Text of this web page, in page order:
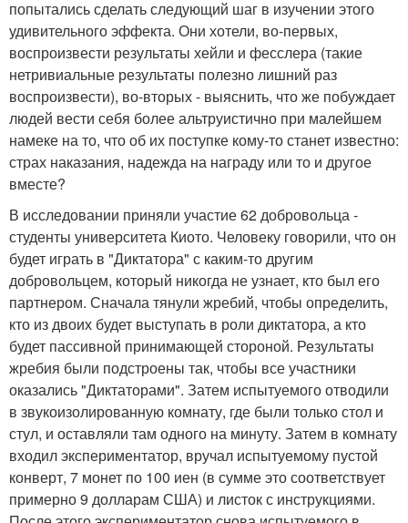
попытались сделать следующий шаг в изучении этого
удивительного эффекта. Они хотели, во-первых,
воспроизвести результаты хейли и фесслера (такие
нетривиальные результаты полезно лишний раз
воспроизвести), во-вторых - выяснить, что же побуждает
людей вести себя более альтруистично при малейшем
намеке на то, что об их поступке кому-то станет известно:
страх наказания, надежда на награду или то и другое
вместе?
В исследовании приняли участие 62 добровольца -
студенты университета Киото. Человеку говорили, что он
будет играть в "Диктатора" с каким-то другим
добровольцем, который никогда не узнает, кто был его
партнером. Сначала тянули жребий, чтобы определить,
кто из двоих будет выступать в роли диктатора, а кто
будет пассивной принимающей стороной. Результаты
жребия были подстроены так, чтобы все участники
оказались "Диктаторами". Затем испытуемого отводили
в звукоизолированную комнату, где были только стол и
стул, и оставляли там одного на минуту. Затем в комнату
входил экспериментатор, вручал испытуемому пустой
конверт, 7 монет по 100 иен (в сумме это соответствует
примерно 9 долларам США) и листок с инструкциями.